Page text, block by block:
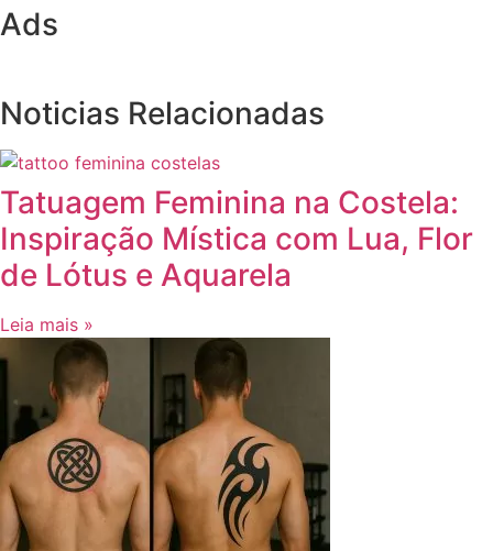
Ads
Noticias Relacionadas
Tatuagem Feminina na Costela:
Inspiração Mística com Lua, Flor
de Lótus e Aquarela
Leia mais »